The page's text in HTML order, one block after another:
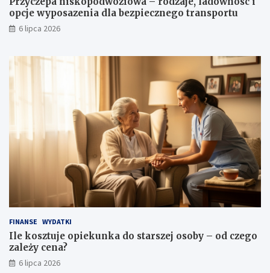
opcje wyposazenia dla bezpiecznego transportu
6 lipca 2026
FINANSE WYDATKI
Ile kosztuje opiekunka do starszej osoby – od czego
zależy cena?
6 lipca 2026